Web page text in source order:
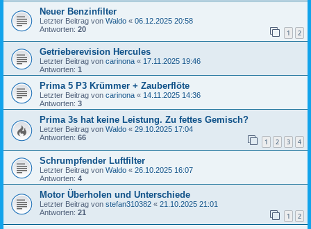
Neuer Benzinfilter
Letzter Beitrag von Waldo « 06.12.2025 20:58
Antworten: 20 1 2
Getrieberevision Hercules
Letzter Beitrag von carinona « 17.11.2025 19:46
Antworten: 1
Prima 5 P3 Krümmer + Zauberflöte
Letzter Beitrag von carinona « 14.11.2025 14:36
Antworten: 3
Prima 3s hat keine Leistung. Zu fettes Gemisch?
Letzter Beitrag von Waldo « 29.10.2025 17:04
Antworten: 66 1 2 3 4
Schrumpfender Luftfilter
Letzter Beitrag von Waldo « 26.10.2025 16:07
Antworten: 4
Motor Überholen und Unterschiede
Letzter Beitrag von stefan310382 « 21.10.2025 21:01
Antworten: 21 1 2